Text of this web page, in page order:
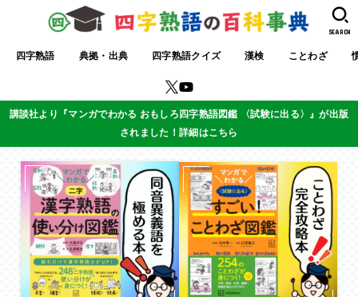
四字熟語 典拠・出典 四字熟語クイズ 漢検 ことわざ
SEARCH
講談社より『マンガでわかる おもしろ四字熟語図鑑 〈試験に出る〉』が出版
されました！詳細はこちら